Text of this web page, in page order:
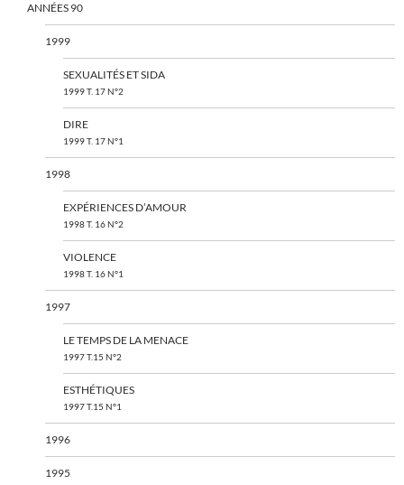
ANNÉES 90
1999
SEXUALITÉS ET SIDA
1999 T. 17 N°2
DIRE
1999 T. 17 N°1
1998
EXPÉRIENCES D’AMOUR
1998 T. 16 N°2
VIOLENCE
1998 T. 16 N°1
1997
LE TEMPS DE LA MENACE
1997 T.15 N°2
ESTHÉTIQUES
1997 T.15 N°1
1996
1995